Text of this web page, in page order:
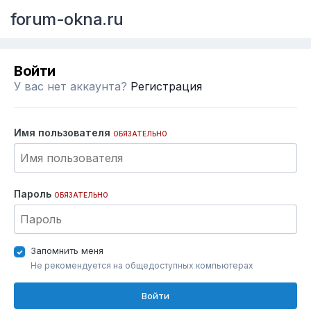
forum-okna.ru
Войти
У вас нет аккаунта? Регистрация
Имя пользователя ОБЯЗАТЕЛЬНО
Пароль ОБЯЗАТЕЛЬНО
Запомнить меня
Не рекомендуется на общедоступных компьютерах
Войти